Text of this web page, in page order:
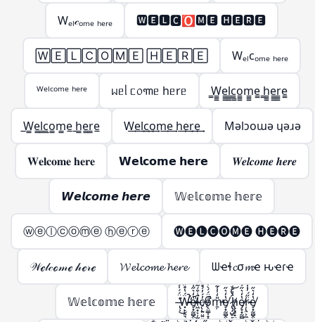
Wₑₗ𝒸ₒₘₑ ₕₑᵣₑ 🆆🅴🅻🅲🅾🅼🅴 🅷🅴🆁🅴
🅆🄴🄻🄲🄾🄼🄴 🄷🄴🅁🄴 Wₑₗcₒₘₑ ₕₑᵣₑ
ᵂᵉˡᶜᵒᵐᵉ ʰᵉʳᵉ ᥕᥱᥣ ᥴ᥆꧑ᥱ hᥱrᥱ ̳W̳̳e̳̳l̳̳c̳̳o̳̳m̳̳e̳ ̳h̳̳e̳̳r̳̳e̳
̲W̲̲e̲̲l̲̲c̲̲o̲̲m̲̲e̲ ̲h̲̲e̲̲r̲̲e̲ W͢e͢l͢c͢o͢m͢e͢ h͢e͢r͢e͢ Mǝlɔoɯǝ ɥǝɹǝ
𝐖𝐞𝐥𝐜𝐨𝐦𝐞 𝐡𝐞𝐫𝐞 𝗪𝗲𝗹𝗰𝗼𝗺𝗲 𝗵𝗲𝗿𝗲 𝑾𝒆𝒍𝒄𝒐𝒎𝒆 𝒉𝒆𝒓𝒆
𝙒𝙚𝙡𝙘𝙤𝙢𝙚 𝙝𝙚𝙧𝙚 𝕎𝕖𝕝𝕔𝕠𝕞𝕖 𝕙𝕖𝕣𝕖
ⓦⓔⓛⓒⓞⓜⓔ ⓗⓔⓡⓔ 🅦🅔🅛🅒🅞🅜🅔 🅗🅔🅡🅔
𝒲ℯ𝓁𝒸ℴ𝓂ℯ 𝒽ℯ𝓇ℯ 𝓦𝓮𝓵𝓬𝓸𝓶𝓮 𝓱𝓮𝓻𝓮 ᗯҽɬ𝓬σ𝓶ҽ ԋҽɾҽ
𝕎𝕖𝕝𝕔𝕠𝕞𝕖 𝕙𝕖𝕣𝕖 ̶̢̹͑̈́́̍́͌͘͜Ẅ̶̵̛͓̙̣̯͉̳̣́̔̊̋̃̔̋̍̿̀͒̕̚͠͝e̸̵̞͙̰̻̭̖̭͓̫͔̩̔̒͛̋͑̅̍͐̚͜l̷̶͖͙͕̦̫̺̣̙̳͚̄̇͒́͂̈́͆̇͑͗̽͘͘c̸̵̨̜͍̤͍͍͖̦͎̓́̓́̊̊̆̈̑̀̊͐́ǫ̸̴̤̳̩̝̭̗͉̣̱̦͒̈́́̀͒̅̽̿̽͘̚m̵̵̱̣̎̒̍̾̃̔̋̍̿̀͒̕͝e̸̞͙̰̻̭̖̭͓̫̔̒͛̋͜ ̷̢̡̺̥͎̝͈̬͈̳̈́̔͑͝h̸̵̢̢̥̟̤̜̺̳̣̔͑̊̇̀̏̈́̍̋̄̃̔̋̍̿̀͒͝ͅe̸̷̡̞͙̰̻̭̖̭͓̫̭̱̬̔̒͛̋͐̏͊͜͠͝ŗ̷̵̢̤͕̼̣̈̋́̓̾̄̿̃̔̋̍̿̀͒͜͜͝e̸̞͙̰̻̭̖̭͓̫̔̒͛̋͜